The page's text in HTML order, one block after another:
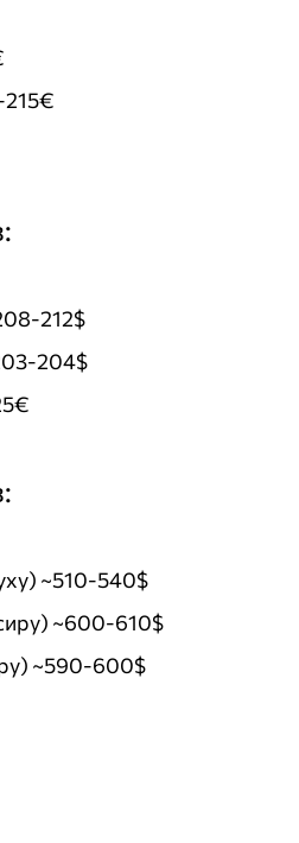
215€
212$
204$
~510-540$
~600-610$
~590-600$